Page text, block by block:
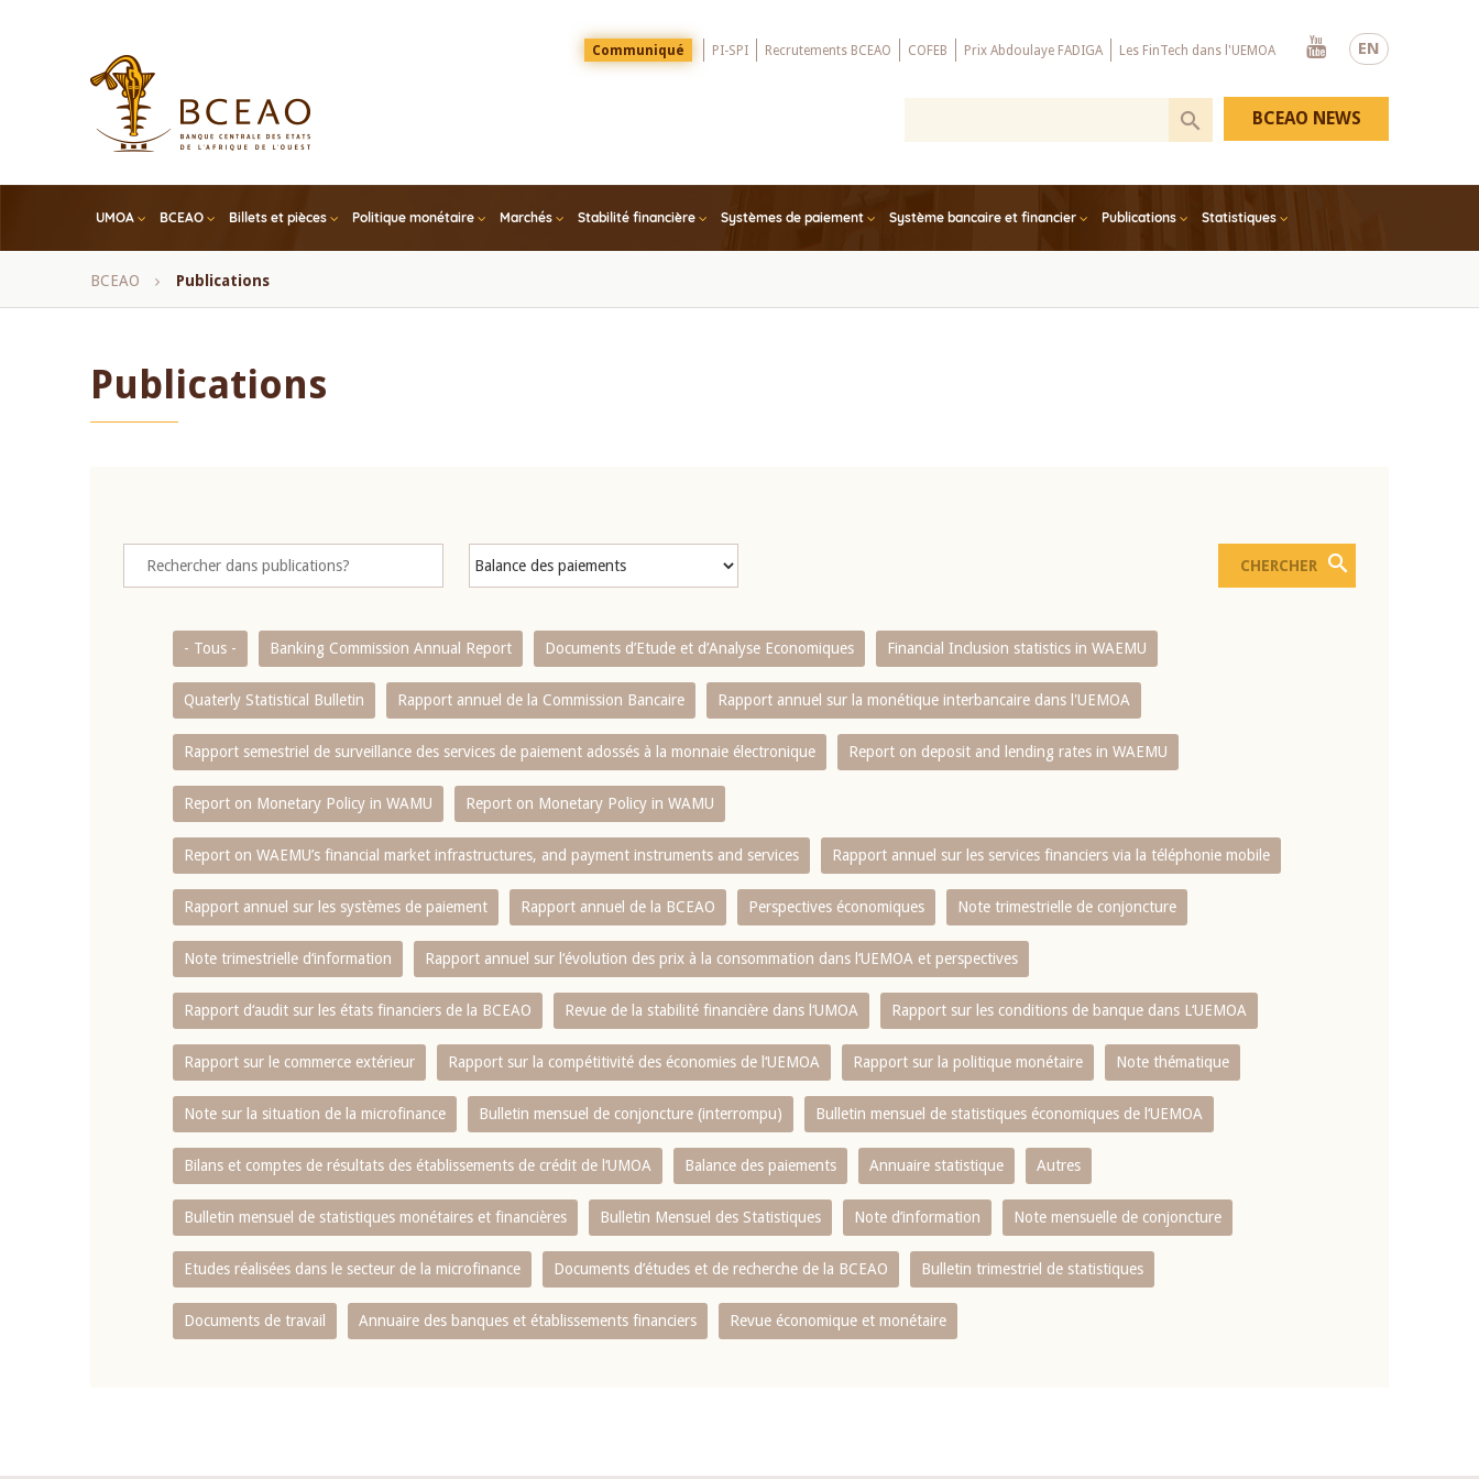
EN
Menu
Top
Communiqué PI-SPI Recrutements BCEAO COFEB Prix Abdoulaye FADIGA Les FinTech dans l'UEMOA
Youtube
UMOA BCEAO Billets et pièces Politique monétaire Marchés Stabilité financière Systèmes de paiement Système bancaire et financier Publications Statistiques
BCEAO NEWS
Fil
BCEAO Publications
Publications
- Tous - Banking Commission Annual Report Documents d’Etude et d’Analyse Economiques Financial Inclusion statistics in WAEMU
Quaterly Statistical Bulletin Rapport annuel de la Commission Bancaire Rapport annuel sur la monétique interbancaire dans l'UEMOA
Rapport semestriel de surveillance des services de paiement adossés à la monnaie électronique Report on deposit and lending rates in WAEMU
Report on Monetary Policy in WAMU Report on Monetary Policy in WAMU
Report on WAEMU’s financial market infrastructures, and payment instruments and services Rapport annuel sur les services financiers via la téléphonie mobile
Rapport annuel sur les systèmes de paiement Rapport annuel de la BCEAO Perspectives économiques Note trimestrielle de conjoncture
Note trimestrielle d‘information Rapport annuel sur l‘évolution des prix à la consommation dans l‘UEMOA et perspectives
Rapport d‘audit sur les états financiers de la BCEAO Revue de la stabilité financière dans l‘UMOA Rapport sur les conditions de banque dans L‘UEMOA
Rapport sur le commerce extérieur Rapport sur la compétitivité des économies de l‘UEMOA Rapport sur la politique monétaire Note thématique
Note sur la situation de la microfinance Bulletin mensuel de conjoncture (interrompu) Bulletin mensuel de statistiques économiques de l‘UEMOA
Bilans et comptes de résultats des établissements de crédit de l‘UMOA Balance des paiements Annuaire statistique Autres
Bulletin mensuel de statistiques monétaires et financières Bulletin Mensuel des Statistiques Note d’information Note mensuelle de conjoncture
Etudes réalisées dans le secteur de la microfinance Documents d’études et de recherche de la BCEAO Bulletin trimestriel de statistiques
Documents de travail Annuaire des banques et établissements financiers Revue économique et monétaire